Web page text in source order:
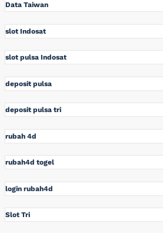
Data Taiwan
slot Indosat
slot pulsa Indosat
deposit pulsa
deposit pulsa tri
rubah 4d
rubah4d togel
login rubah4d
Slot Tri